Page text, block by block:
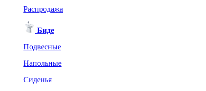
Распродажа
Биде
Подвесные
Напольные
Сиденья